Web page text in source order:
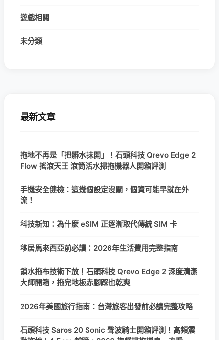
遊戲相關
未分類
最新文章
拖地不再是「把髒水抹開」！石頭科技 Qrevo Edge 2
Flow 搖滾天王 滾筒活水掃拖機器人開箱評測
手機安全健檢：這幾個設定沒關，個資可能早就在外
流！
科技新知：為什麼 eSIM 正逐漸取代傳統 SIM 卡
移居馬來西亞前必讀：2026年生活費用完整指南
鎖水拖布技術下放！石頭科技 Qrevo Edge 2 深度清潔
大師開箱，拖完地板赤腳踩也乾爽
2026年美國旅行指南：台灣旅客出發前必讀完整攻略
石頭科技 Saros 20 Sonic 聲波騎士開箱評測！高頻震